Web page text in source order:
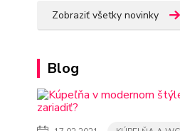
Zobraziť všetky novinky
Blog